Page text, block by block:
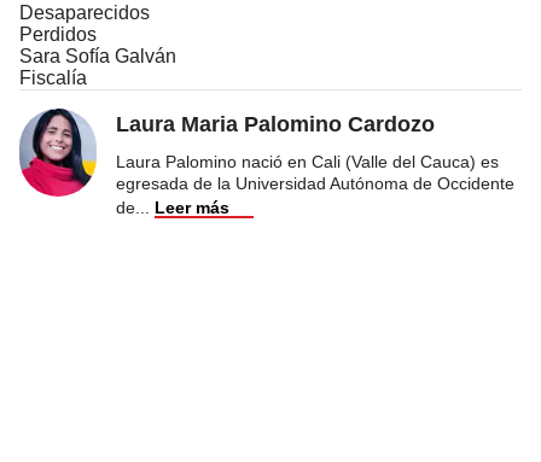
Desaparecidos
Perdidos
Sara Sofía Galván
Fiscalía
Laura Maria Palomino Cardozo
Laura Palomino nació en Cali (Valle del Cauca) es
egresada de la Universidad Autónoma de Occidente
de
Leer más